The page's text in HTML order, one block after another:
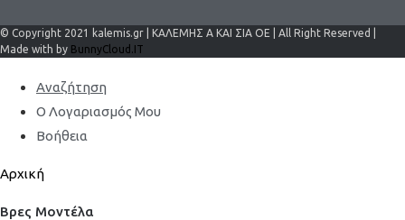
© Copyright 2021 kalemis.gr | ΚΑΛΕΜΗΣ Α ΚΑΙ ΣΙΑ ΟΕ | All Right Reserved |
Made with by BunnyCloud.IT
Αναζήτηση
Ο Λογαριασμός Μου
Βοήθεια
Αρχική
Βρες Μοντέλα